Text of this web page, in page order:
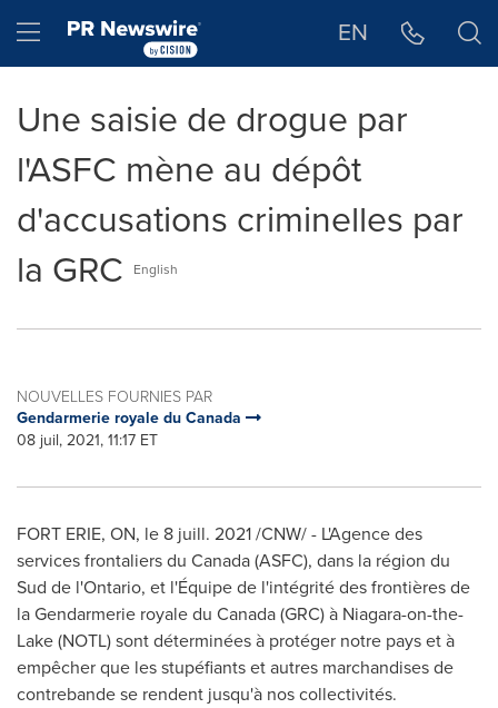
Hamburger menu EN
Une saisie de drogue par
l'ASFC mène au dépôt
d'accusations criminelles par
la GRC
English
NOUVELLES FOURNIES PAR
Gendarmerie royale du Canada
08 juil, 2021, 11:17 ET
FORT ERIE, ON, le 8 juill. 2021 /CNW/ - L'Agence des
services frontaliers du Canada(ASFC), dans la région du
Sud de l'Ontario, et l'Équipe de l'intégrité des frontières de
la Gendarmerie royale du Canada(GRC) à Niagara-on-the-
Lake(NOTL) sont déterminées à protéger notre pays et à
empêcher que les stupéfiants et autres marchandises de
contrebande se rendent jusqu'à nos collectivités.